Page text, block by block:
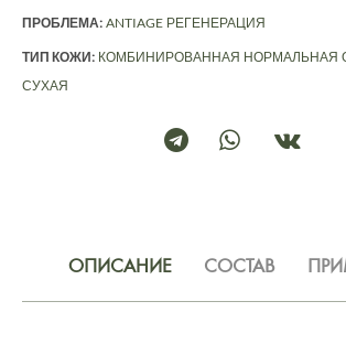
ПРОБЛЕМА: ANTIAGE РЕГЕНЕРАЦИЯ
ТИП КОЖИ: КОМБИНИРОВАННАЯ НОРМАЛЬНАЯ
СУХАЯ
ОПИСАНИЕ СОСТАВ